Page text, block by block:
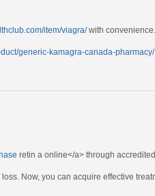
item/viagra/with convenience.
generic-kamagra-canada-pharmacy/
retin a online</a> through
Now, you can acquire effective